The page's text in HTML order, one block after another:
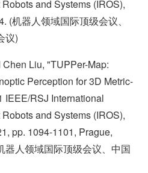
and Systems (IROS),
(机器人领域国际顶级会议、
议)
Chen Liu, "TUPPer-Map:
Perception for 3D Metric-
IEEE/RSJ International
and Systems (IROS),
pp. 1094-1101, Prague,
器人领域国际顶级会议、中国